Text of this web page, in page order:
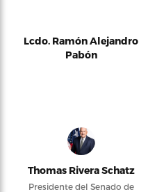
Lcdo. Ramón Alejandro
Pabón
Thomas Rivera Schatz
Presidente del Senado de